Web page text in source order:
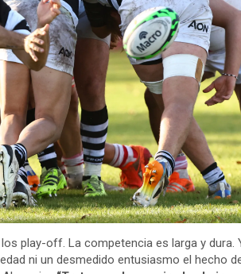
play-off. La competencia es larga y dura.
ni un desmedido entusiasmo el hecho